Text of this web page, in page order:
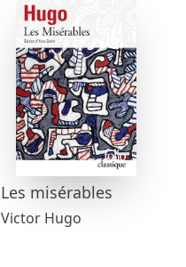
Les misérables
Victor Hugo